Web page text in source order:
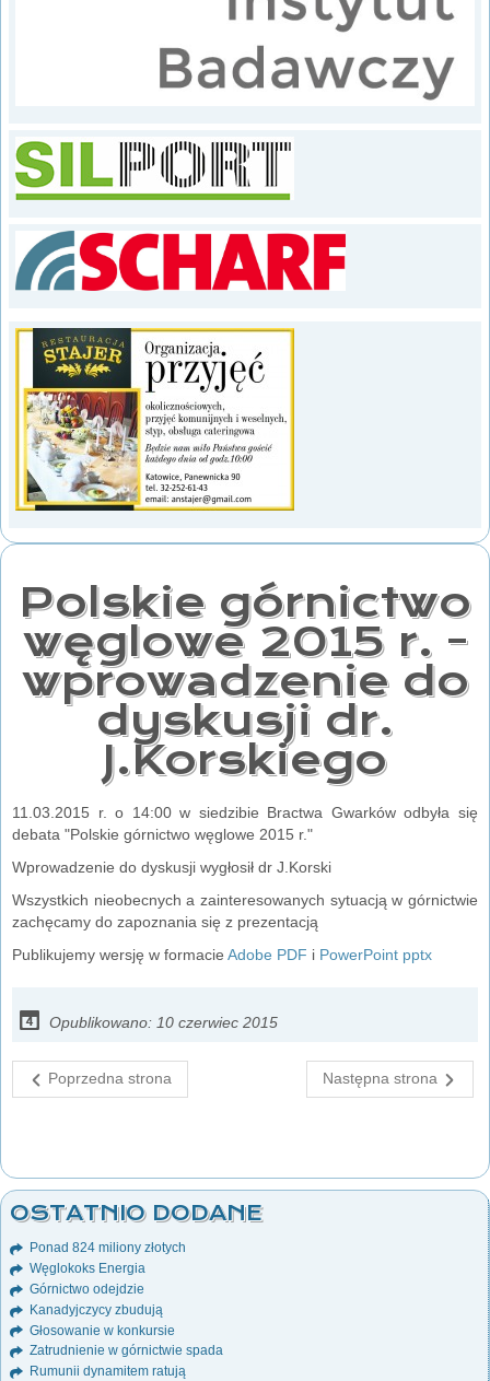
Polskie górnictwo
węglowe 2015 r. -
wprowadzenie do
dyskusji dr.
J.Korskiego
11.03.2015 r. o 14:00 w siedzibie Bractwa Gwarków odbyła się
debata "Polskie górnictwo węglowe 2015 r."
Wprowadzenie do dyskusji wygłosił dr J.Korski
Wszystkich nieobecnych a zainteresowanych sytuacją w górnictwie
zachęcamy do zapoznania się z prezentacją
Publikujemy wersję w formacie Adobe PDF i PowerPoint pptx
Opublikowano: 10 czerwiec 2015
Poprzedna strona Następna strona
OSTATNIO DODANE
Ponad 824 miliony złotych
Węglokoks Energia
Górnictwo odejdzie
Kanadyjczycy zbudują
Głosowanie w konkursie
Zatrudnienie w górnictwie spada
Rumunii dynamitem ratują